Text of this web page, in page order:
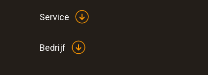
Service
Bedrijf